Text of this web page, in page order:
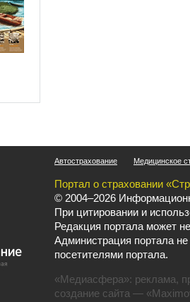
Автострахование Медицинское
Портал о страховании
© 2004–2026
При цитировании и
Редакция портала может
Администрация портала
посетителями портала.
«Медиасфера»: реклама,
создание сайта —